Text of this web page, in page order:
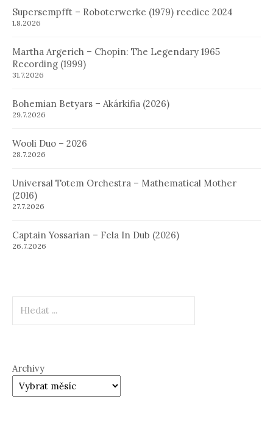
Supersempfft – Roboterwerke (1979) reedice 2024
1.8.2026
Martha Argerich – Chopin: The Legendary 1965
Recording (1999)
31.7.2026
Bohemian Betyars – Akárkifia (2026)
29.7.2026
Wooli Duo – 2026
28.7.2026
Universal Totem Orchestra – Mathematical Mother
(2016)
27.7.2026
Captain Yossarian – Fela In Dub (2026)
26.7.2026
Archivy